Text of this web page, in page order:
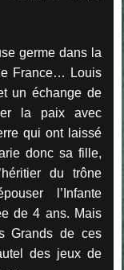
germe dans la
France… Louis
un échange de
la paix avec
qui ont laissé
donc sa fille,
du trône
l’Infante
de 4 ans. Mais
Grands de ces
des jeux de